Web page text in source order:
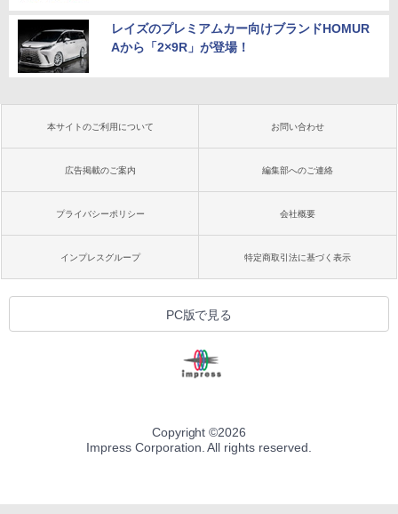
レイズのプレミアムカー向けブランドHOMUR
Aから「2×9R」が登場！
本サイトのご利用について お問い合わせ
広告掲載のご案内 編集部へのご連絡
プライバシーポリシー 会社概要
インプレスグループ 特定商取引法に基づく表示
PC版で見る
Copyright ©2026
Impress Corporation. All rights reserved.